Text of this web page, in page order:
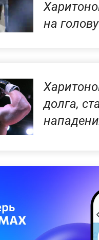
на голову
долга,